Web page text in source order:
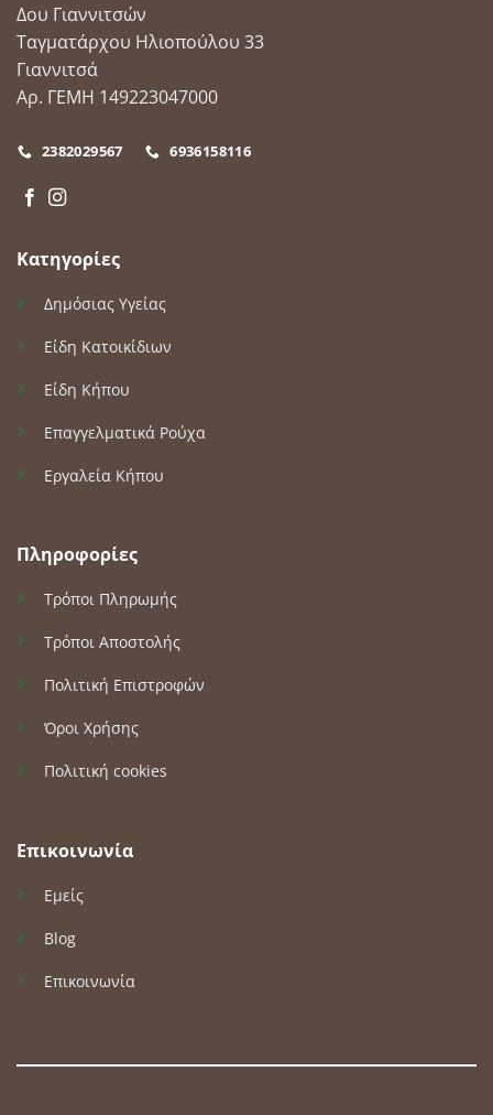
Δου Γιαννιτσών
Ταγματάρχου Ηλιοπούλου 33
Γιαννιτσά
Αρ. ΓΕΜΗ 149223047000
2382029567 6936158116
Κατηγορίες
Δημόσιας Υγείας
Είδη Κατοικίδιων
Είδη Κήπου
Επαγγελματικά Ρούχα
Εργαλεία Κήπου
Πληροφορίες
Τρόποι Πληρωμής
Τρόποι Αποστολής
Πολιτική Επιστροφών
Όροι Χρήσης
Πολιτική cookies
Επικοινωνία
Εμείς
Blog
Επικοινωνία